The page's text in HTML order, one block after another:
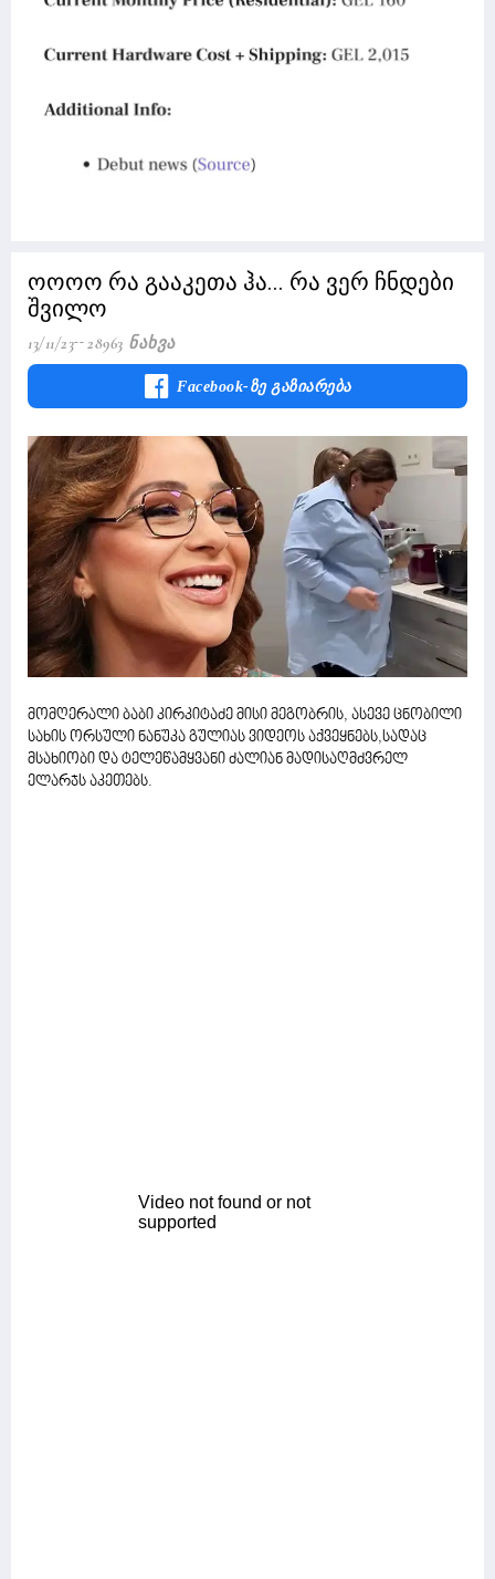
ოოოო რა გააკეთა ჰა... რა ვერ ჩნდები
შვილო
13/11/23 28963 Ნახვა
Facebook-Ზე Გაზიარება
მომღერალი ბაბი კირკიტაძე მისი მეგობრის, ასევე ცნობილი
სახის ორსული ნანუკა გულიას ვიდეოს აქვეყნებს,სადაც
მსახიობი და ტელეწამყვანი ძალიან მადისაღმძვრელ
ელარჯს აკეთებს.